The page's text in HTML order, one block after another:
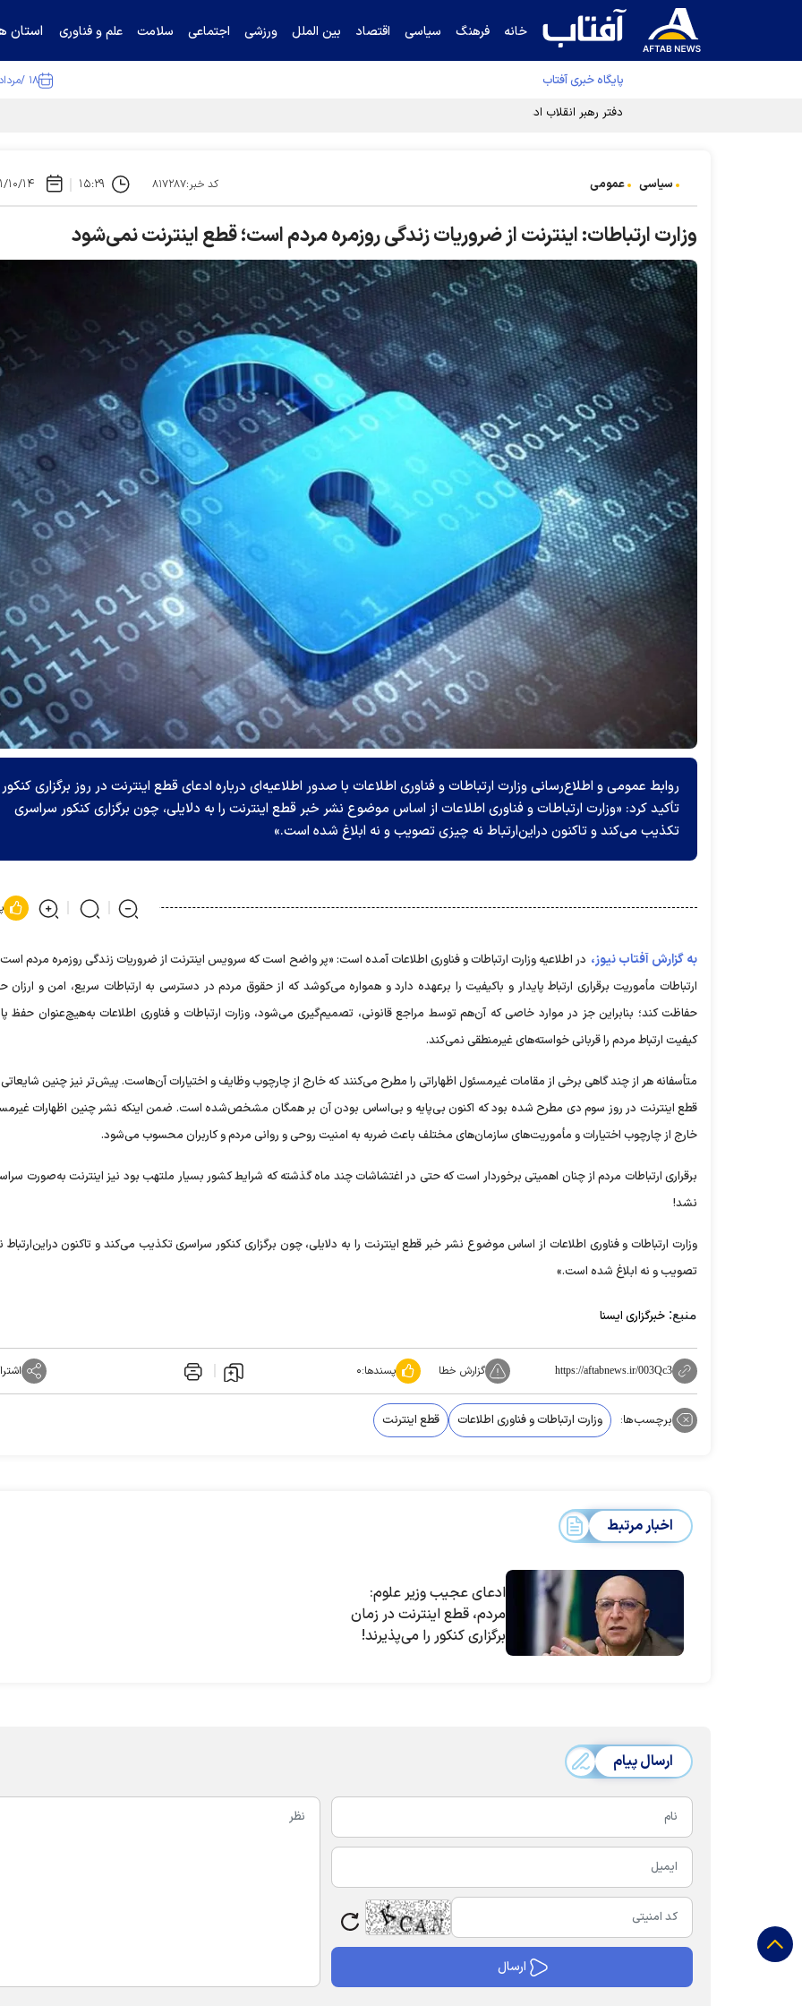
خانه فرهنگ سیاسی اقتصاد بین الملل ورزشی اجتماعی سلامت علم و فناوری استان
پایگاه خبری آفتاب ۱۸ /مرداد /۱۴۰۵
دفتر رهبر انقلاب ادعای خرازی درباره پزشکیان را تکذیب کرد
سیاسی عمومی کد خبر:۸۱۷۲۸۷ ۱۵:۲۹ ۱۴۰۱/
وزارت ارتباطات: اینترنت از ضروریات زندگی روزمره مردم است؛ قطع اینترنت نمی‌شود
روابط عمومی و اطلاع‌رسانی وزارت ارتباطات و فناوری اطلاعات با صدور اطلاعیه‌ای درباره ادعای قطع اینترنت در روز برگزاری کنکور
تأکید کرد: «وزارت ارتباطات و فناوری اطلاعات از اساس موضوع نشر خبر قطع اینترنت را به دلایلی، چون برگزاری کنکور سراسری
تکذیب می‌کند و تاکنون دراین‌ارتباط نه چیزی تصویب و نه ابلاغ شده است.»
به گزارش آفتاب نیوز، در اطلاعیه وزارت ارتباطات و فناوری اطلاعات آمده است: «پر واضح است که سرویس اینترنت از ضروریات زندگی روزمره مردم
ارتباطات مأموریت برقراری ارتباط پایدار و باکیفیت را برعهده دارد و همواره می‌کوشد که از حقوق مردم در دسترسی به ارتباطات سریع، امن و
حفاظت کند؛ بنابراین جز در موارد خاصی که آن‌هم توسط مراجع قانونی، تصمیم‌گیری می‌شود، وزارت ارتباطات و فناوری اطلاعات به‌هیچ‌عنوان حفظ
کیفیت ارتباط مردم را قربانی خواسته‌های غیرمنطقی نمی‌کند.
متأسفانه هر از چند گاهی برخی از مقامات غیرمسئول اظهاراتی را مطرح می‌کنند که خارج از چارچوب وظایف و اختیارات آن‌هاست. پیش‌تر نیز چنین شایعاتی
قطع اینترنت در روز سوم دی مطرح شده بود که اکنون بی‌پایه و بی‌اساس بودن آن بر همگان مشخص‌شده است. ضمن اینکه نشر چنین اظهارات
خارج از چارچوب اختیارات و مأموریت‌های سازمان‌های مختلف باعث ضربه به امنیت روحی و روانی مردم و کاربران محسوب می‌شود.
برقراری ارتباطات مردم از چنان اهمیتی برخوردار است که حتی در اغتشاشات چند ماه گذشته که شرایط کشور بسیار ملتهب بود نیز اینترنت به‌صورت
نشد!
وزارت ارتباطات و فناوری اطلاعات از اساس موضوع نشر خبر قطع اینترنت را به دلایلی، چون برگزاری کنکور سراسری تکذیب می‌کند و تاکنون
تصویب و نه ابلاغ شده است.»
منبع: خبرگزاری ایسنا
https://aftabnews.ir/003Qc3 گزارش خطا پسندها:۰
برچسب‌ها: وزارت ارتباطات و فناوری اطلاعات قطع اینترنت
اخبار مرتبط
ادعای عجیب وزیر علوم:
مردم، قطع اینترنت در زمان
برگزاری کنکور را می‌پذیرند!
ارسال پیام